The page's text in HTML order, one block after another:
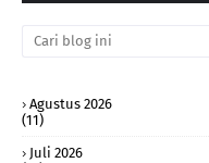
Agustus 2026
(11)
Juli 2026